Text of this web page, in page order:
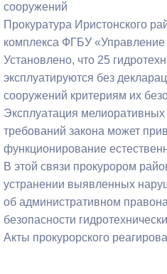
сооружений
Прокуратура Иристонского
комплекса ФГБУ
Установлено, что 25
эксплуатируются без
сооружений критериям их
Эксплуатация
требований закона может
функционирование
В этой связи прокурором
устранении выявленных
об административном
безопасности
Акты прокурорского